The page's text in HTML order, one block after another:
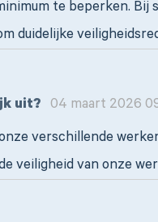
te beperken.
duidelijke
uit? 04 maart 2026
verschillende
veiligheid van onze